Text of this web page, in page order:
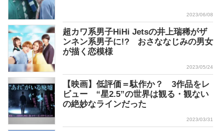
2023/06/08
超カワ系男子HiHi Jetsの井上瑞稀がザ
ンネン系男子に!? おさななじみの男女
が描く恋模様
2023/05/24
【映画】低評価＝駄作か？ 3作品をレ
ビュー “星2.5”の世界は観る・観ない
の絶妙なラインだった
2023/03/31